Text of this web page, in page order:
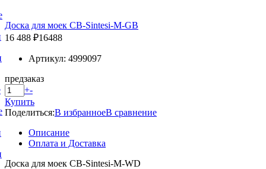
Доска для моек CB-Sintesi-M-GB
16 488 ₽16488
Артикул: 4999097
предзаказ
+-
Купить
Поделиться:В избранноеВ сравнение
Описание
Оплата и Доставка
Доска для моек CB-Sintesi-M-WD